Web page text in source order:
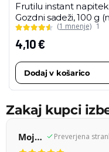
Frutilu instant napitek
Gozdni sadeži, 100 g
pakiranje) (1 mnenje) 1
4,10€
Dodaj v košarico
Zakaj kupci
Mojca, DOBROVA, Slovenija Preverjena